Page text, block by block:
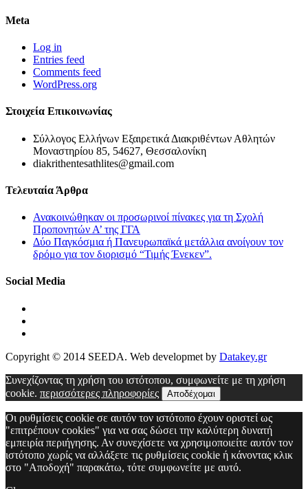
Meta
Log in
Entries feed
Comments feed
WordPress.org
Στοιχεία Επικοινωνίας
Σύλλογος Ελλήνων Εξαιρετικά Διακριθέντων Αθλητών
Μοναστηρίου 85, 54627, Θεσσαλονίκη
diakrithentesathlites@gmail.com
Τελευταία Άρθρα
Ανακοινώθηκαν οι προσωρινοί πίνακες για τη Σχολή
Προπονητών Α’ της ΓΓΑ
Δύο Παγκόσμια ή Πανευρωπαϊκά μετάλλια ανοίγουν τον
δρόμο για τον διορισμό “Τιμής Ένεκεν”.
Social Media
Copyright © 2014 SEEDA. Web developmet by Datakey.gr
Συνεχίζοντας τη χρήση του ιστότοπου, συμφωνείτε με τη χρήση
cookie. περισσότερες πληροφορίες Αποδέχομαι
Οι ρυθμίσεις cookie σε αυτόν τον ιστότοπο έχουν οριστεί ως
"επιτρέπουν cookies" για να σας δώσει την καλύτερη δυνατή
εμπειρία περιήγησης. Αν συνεχίσετε να χρησιμοποιείτε αυτόν τον
ιστότοπο χωρίς να αλλάξετε τις ρυθμίσεις cookie ή κάνοντας κλικ
στο "Αποδοχή" παρακάτω, τότε συμφωνείτε με αυτό.